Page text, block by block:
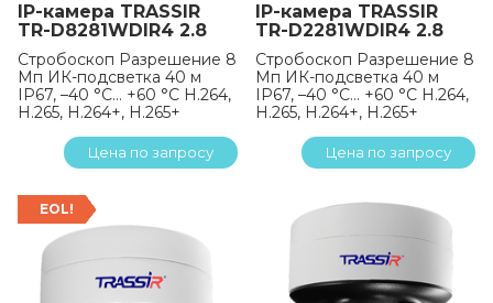
IP-камера TRASSIR
TR-D8281WDIR4 2.8
Стробоскоп Разрешение 8
Мп ИК-подсветка 40 м
IP67, –40 °C… +60 °C H.264,
H.265, H.264+, H.265+
Цена по запросу
IP-камера TRASSIR
TR-D2281WDIR4 2.8
Стробоскоп Разрешение 8
Мп ИК-подсветка 40 м
IP67, –40 °C… +60 °C H.264,
H.265, H.264+, H.265+
Цена по запросу
EOL!